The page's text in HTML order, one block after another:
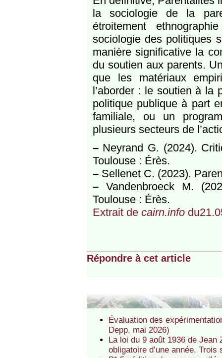
la sociologie de la
étroitement
sociologie des politiques
manière significative la
du soutien aux parents.
que les matériaux
l’aborder : le soutien à la
politique publique à part
familiale, ou un
plusieurs secteurs de
–Neyrand G. (2024).
Toulouse : Érès.
–Sellenet C. (2023).
–Vandenbroeck M.
Toulouse : Érès.
Extrait de cairn.info
Répondre à cet article
Évaluation des
Depp, mai 2026)
La loi du 9 août 1936 de Jean
obligatoire d’une année.